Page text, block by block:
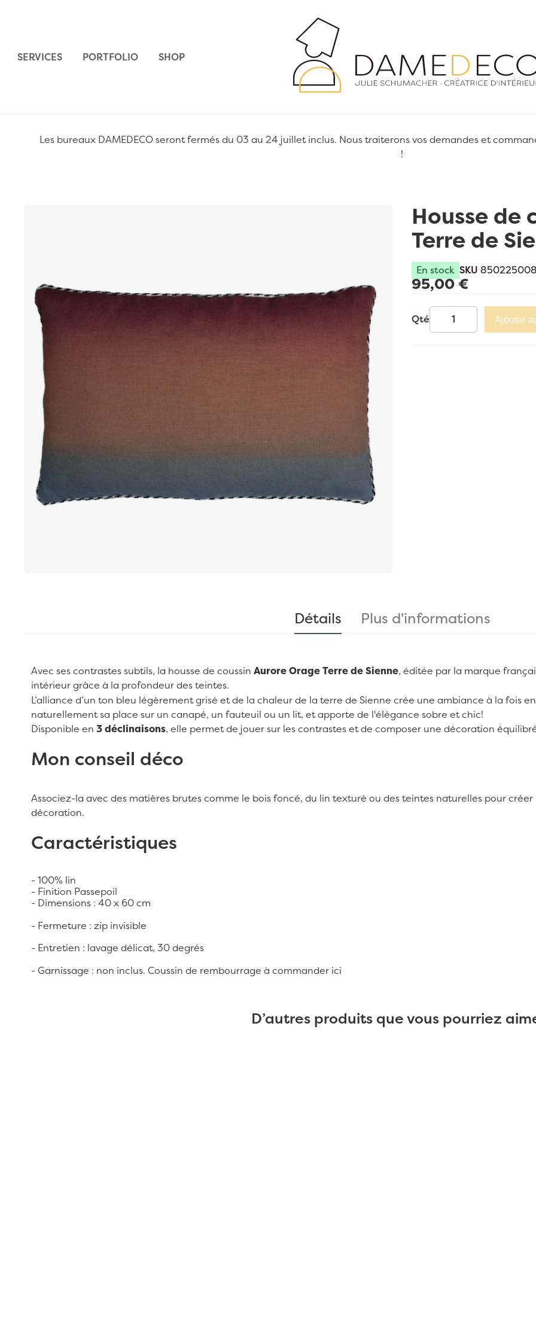
SERVICES PORTFOLIO SHOP
Les bureaux DAMEDECO seront fermés du 03 au 24 juillet inclus. Nous traiterons vos demandes et
!
Housse de
Terre de
En stock SKU
95,00 €
Qté Ajouter
Détails
Avec ses contrastes subtils, la housse de coussin Aurore Orage Terre de Sienne, éditée par la marque
intérieur grâce à la profondeur des teintes.
L’alliance d’un ton bleu légèrement grisé et de la chaleur de la terre de Sienne crée une ambiance à la fois
naturellement sa place sur un canapé, un fauteuil ou un lit, et apporte de l'élégance sobre et chic!
Disponible en 3 déclinaisons, elle permet de jouer sur les contrastes et de composer une décoration
Mon conseil déco
Associez-la avec des matières brutes comme le bois foncé, du lin texturé ou des teintes naturelles pour
décoration.
Caractéristiques
- 100% lin
- Finition Passepoil
- Dimensions : 40 x 60 cm
- Fermeture : zip invisible
- Entretien : lavage délicat, 30 degrés
- Garnissage : non inclus. Coussin de rembourrage à commander ici
Plus d'informations
D’autres produits que vous pourriez